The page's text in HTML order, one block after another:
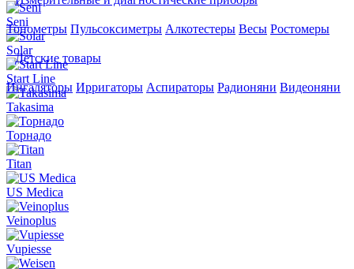
Тонометры Пульсоксиметры Алкотестеры Весы Ростомеры
Детские товары
Ингаляторы Ирригаторы Аспираторы Радионяни Видеоняни
Seni
Solar
Start Line
Takasima
Торнадо
Titan
US Medica
Veinoplus
Vupiesse